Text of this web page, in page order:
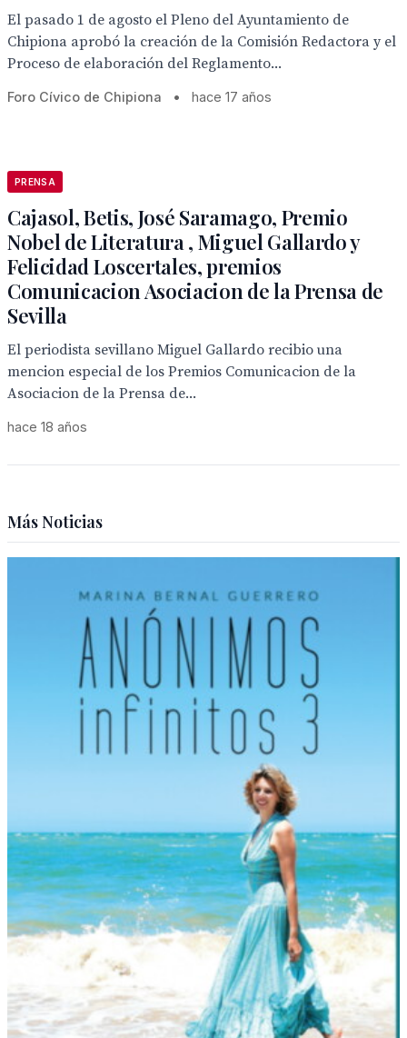
El pasado 1 de agosto el Pleno del Ayuntamiento de
Chipiona aprobó la creación de la Comisión Redactora y el
Proceso de elaboración del Reglamento...
Foro Cívico de Chipiona • hace 17 años
PRENSA
Cajasol, Betis, José Saramago, Premio
Nobel de Literatura , Miguel Gallardo y
Felicidad Loscertales, premios
Comunicacion Asociacion de la Prensa de
Sevilla
El periodista sevillano Miguel Gallardo recibio una
mencion especial de los Premios Comunicacion de la
Asociacion de la Prensa de...
hace 18 años
Más Noticias